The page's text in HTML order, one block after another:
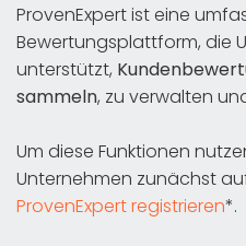
ProvenExpert ist eine
Bewertungsplattform, die
unterstützt,
sammeln, zu verwalten
Um diese Funktionen
Unternehmen zunächst
ProvenExpert registrieren*.